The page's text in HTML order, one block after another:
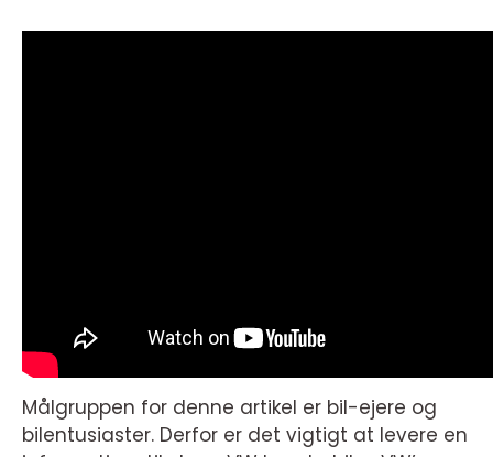
Målgruppen for denne artikel er bil-ejere og
bilentusiaster. Derfor er det vigtigt at levere en